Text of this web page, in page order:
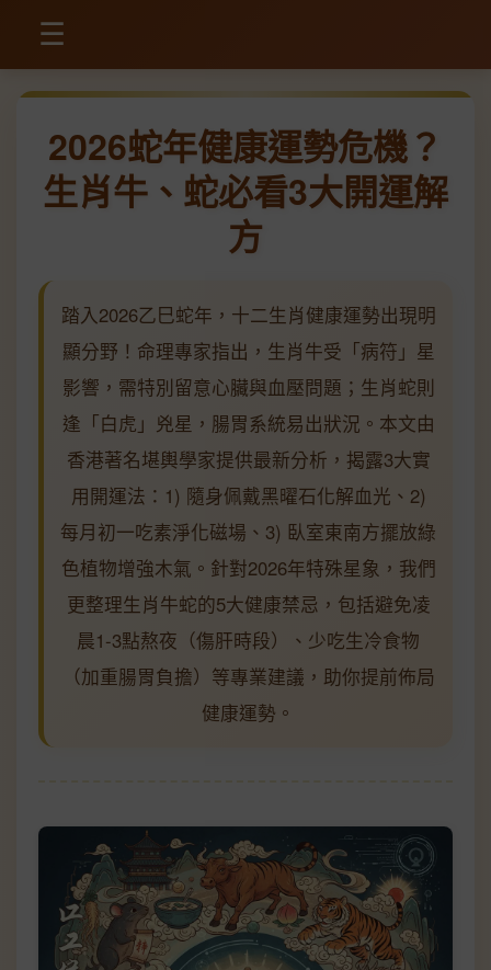
☰
2026蛇年健康運勢危機？
生肖牛、蛇必看3大開運解
方
踏入2026乙巳蛇年，十二生肖健康運勢出現明
顯分野！命理專家指出，生肖牛受「病符」星
影響，需特別留意心臟與血壓問題；生肖蛇則
逢「白虎」兇星，腸胃系統易出狀況。本文由
香港著名堪輿學家提供最新分析，揭露3大實
用開運法：1) 隨身佩戴黑曜石化解血光、2)
每月初一吃素淨化磁場、3) 臥室東南方擺放綠
色植物增強木氣。針對2026年特殊星象，我們
更整理生肖牛蛇的5大健康禁忌，包括避免凌
晨1-3點熬夜（傷肝時段）、少吃生冷食物
（加重腸胃負擔）等專業建議，助你提前佈局
健康運勢。